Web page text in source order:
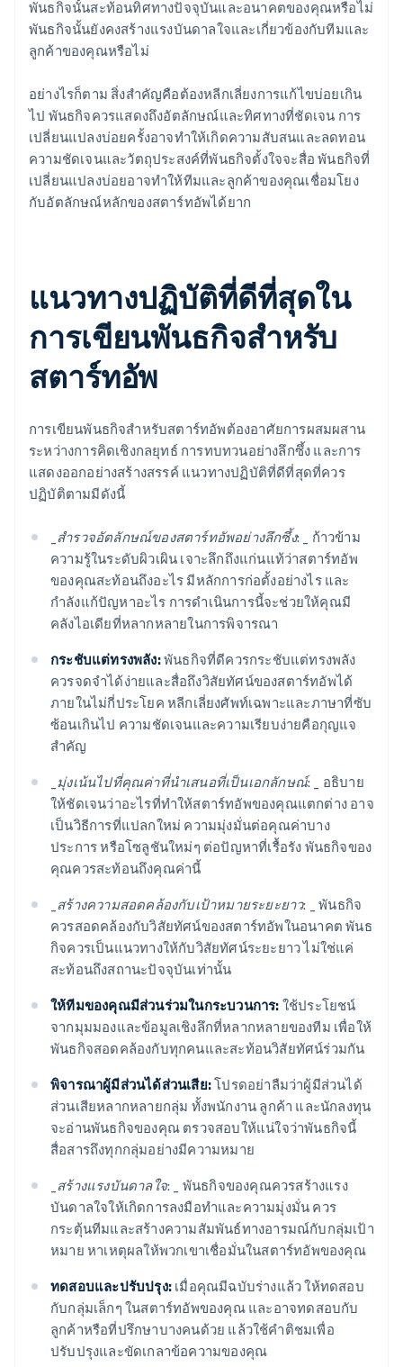
พันธกิจนั้นสะท้อนทิศทางปัจจุบันและอนาคตของคุณหรือไม่
พันธกิจนั้นยังคงสร้างแรงบันดาลใจและเกี่ยวข้องกับทีมและ
ลูกค้าของคุณหรือไม่
อย่างไรก็ตาม สิ่งสำคัญคือต้องหลีกเลี่ยงการแก้ไขบ่อยเกิน
ไป พันธกิจควรแสดงถึงอัตลักษณ์และทิศทางที่ชัดเจน การ
เปลี่ยนแปลงบ่อยครั้งอาจทำให้เกิดความสับสนและลดทอน
ความชัดเจนและวัตถุประสงค์ที่พันธกิจตั้งใจจะสื่อ พันธกิจที่
เปลี่ยนแปลงบ่อยอาจทำให้ทีมและลูกค้าของคุณเชื่อมโยง
กับอัตลักษณ์หลักของสตาร์ทอัพได้ยาก
แนวทางปฏิบัติที่ดีที่สุดใน
การเขียนพันธกิจสำหรับ
สตาร์ทอัพ
การเขียนพันธกิจสำหรับสตาร์ทอัพต้องอาศัยการผสมผสาน
ระหว่างการคิดเชิงกลยุทธ์ การทบทวนอย่างลึกซึ้ง และการ
แสดงออกอย่างสร้างสรรค์ แนวทางปฏิบัติที่ดีที่สุดที่ควร
ปฏิบัติตามมีดังนี้
สำรวจอัตลักษณ์ของสตาร์ทอัพอย่างลึกซึ้ง: _
ก้าวข้าม
ความรู้ในระดับผิวเผิน เจาะลึกถึงแก่นแท้ว่าสตาร์ทอัพ
ของคุณสะท้อนถึงอะไร มีหลักการก่อตั้งอย่างไร และ
กำลังแก้ปัญหาอะไร การดำเนินการนี้จะช่วยให้คุณมี
คลังไอเดียที่หลากหลายในการพิจารณา
กระชับแต่ทรงพลัง:พันธกิจที่ดีควรกระชับแต่ทรงพลัง
ควรจดจำได้ง่ายและสื่อถึงวิสัยทัศน์ของสตาร์ทอัพได้
ภายในไม่กี่ประโยค หลีกเลี่ยงศัพท์เฉพาะและภาษาที่ซับ
ซ้อนเกินไป ความชัดเจนและความเรียบง่ายคือกุญแจ
สำคัญ
มุ่งเน้นไปที่คุณค่าที่นำเสนอที่เป็นเอกลักษณ์: _
อธิบาย
ให้ชัดเจนว่าอะไรที่ทำให้สตาร์ทอัพของคุณแตกต่าง อาจ
เป็นวิธีการที่แปลกใหม่ ความมุ่งมั่นต่อคุณค่าบาง
ประการ หรือโซลูชันใหม่ๆ ต่อปัญหาที่เรื้อรัง พันธกิจของ
คุณควรสะท้อนถึงคุณค่านี้
สร้างความสอดคล้องกับเป้าหมายระยะยาว: _
พันธกิจ
ควรสอดคล้องกับวิสัยทัศน์ของสตาร์ทอัพในอนาคต พันธ
กิจควรเป็นแนวทางให้กับวิสัยทัศน์ระยะยาว ไม่ใช่แค่
สะท้อนถึงสถานะปัจจุบันเท่านั้น
ให้ทีมของคุณมีส่วนร่วมในกระบวนการ: ใช้ประโยชน์
จากมุมมองและข้อมูลเชิงลึกที่หลากหลายของทีม เพื่อให้
พันธกิจสอดคล้องกับทุกคนและสะท้อนวิสัยทัศน์ร่วมกัน
พิจารณาผู้มีส่วนได้ส่วนเสีย:โปรดอย่าลืมว่าผู้มีส่วนได้
ส่วนเสียหลากหลายกลุ่ม ทั้งพนักงาน ลูกค้า และนักลงทุน
จะอ่านพันธกิจของคุณ ตรวจสอบให้แน่ใจว่าพันธกิจนี้
สื่อสารถึงทุกกลุ่มอย่างมีความหมาย
สร้างแรงบันดาลใจ: _
พันธกิจของคุณควรสร้างแรง
บันดาลใจให้เกิดการลงมือทำและความมุ่งมั่น ควร
กระตุ้นทีมและสร้างความสัมพันธ์ทางอารมณ์กับกลุ่มเป้า
หมาย หาเหตุผลให้พวกเขาเชื่อมั่นในสตาร์ทอัพของคุณ
ทดสอบและปรับปรุง: เมื่อคุณมีฉบับร่างแล้ว ให้ทดสอบ
กับกลุ่มเล็กๆ ในสตาร์ทอัพของคุณ และอาจทดสอบกับ
ลูกค้าหรือที่ปรึกษาบางคนด้วย แล้วใช้คำติชมเพื่อ
ปรับปรุงและขัดเกลาข้อความของคุณ